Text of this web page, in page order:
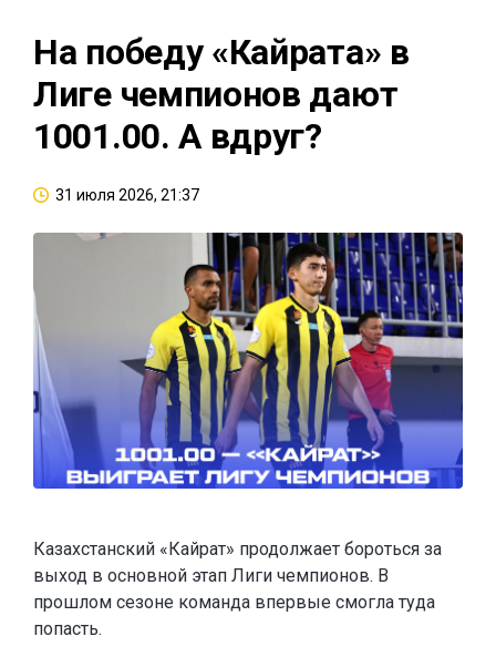
На победу «Кайрата» в
Лиге чемпионов дают
1001.00. А вдруг?
31 июля 2026, 21:37
Казахстанский «Кайрат» продолжает бороться за
выход в основной этап Лиги чемпионов. В
прошлом сезоне команда впервые смогла туда
попасть.